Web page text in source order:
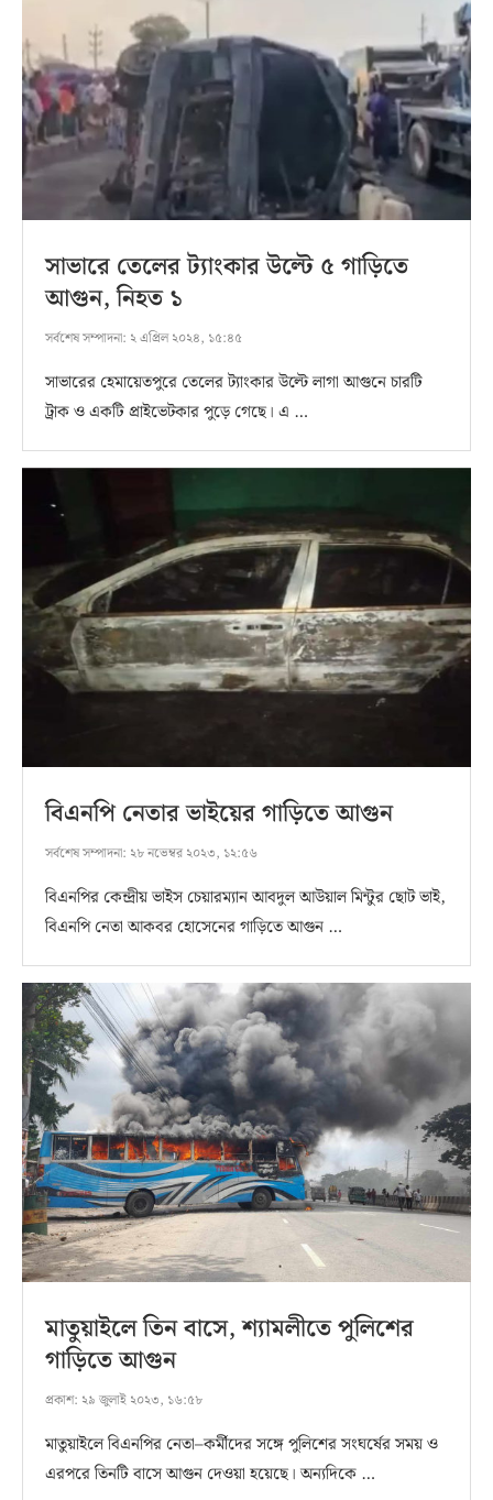
সাভারে তেলের ট্যাংকার উল্টে ৫ গাড়িতে
আগুন, নিহত ১
সর্বশেষ সম্পাদনা: ২ এপ্রিল ২০২৪, ১৫:৪৫
সাভারের হেমায়েতপুরে তেলের ট্যাংকার উল্টে লাগা আগুনে চারটি
ট্রাক ও একটি প্রাইভেটকার পুড়ে গেছে। এ …
বিএনপি নেতার ভাইয়ের গাড়িতে আগুন
সর্বশেষ সম্পাদনা: ২৮ নভেম্বর ২০২৩, ১২:৫৬
বিএনপির কেন্দ্রীয় ভাইস চেয়ারম্যান আবদুল আউয়াল মিন্টুর ছোট ভাই,
বিএনপি নেতা আকবর হোসেনের গাড়িতে আগুন …
মাতুয়াইলে তিন বাসে, শ্যামলীতে পুলিশের
গাড়িতে আগুন
প্রকাশ: ২৯ জুলাই ২০২৩, ১৬:৫৮
মাতুয়াইলে বিএনপির নেতা–কর্মীদের সঙ্গে পুলিশের সংঘর্ষের সময় ও
এরপরে তিনটি বাসে আগুন দেওয়া হয়েছে। অন্যদিকে …